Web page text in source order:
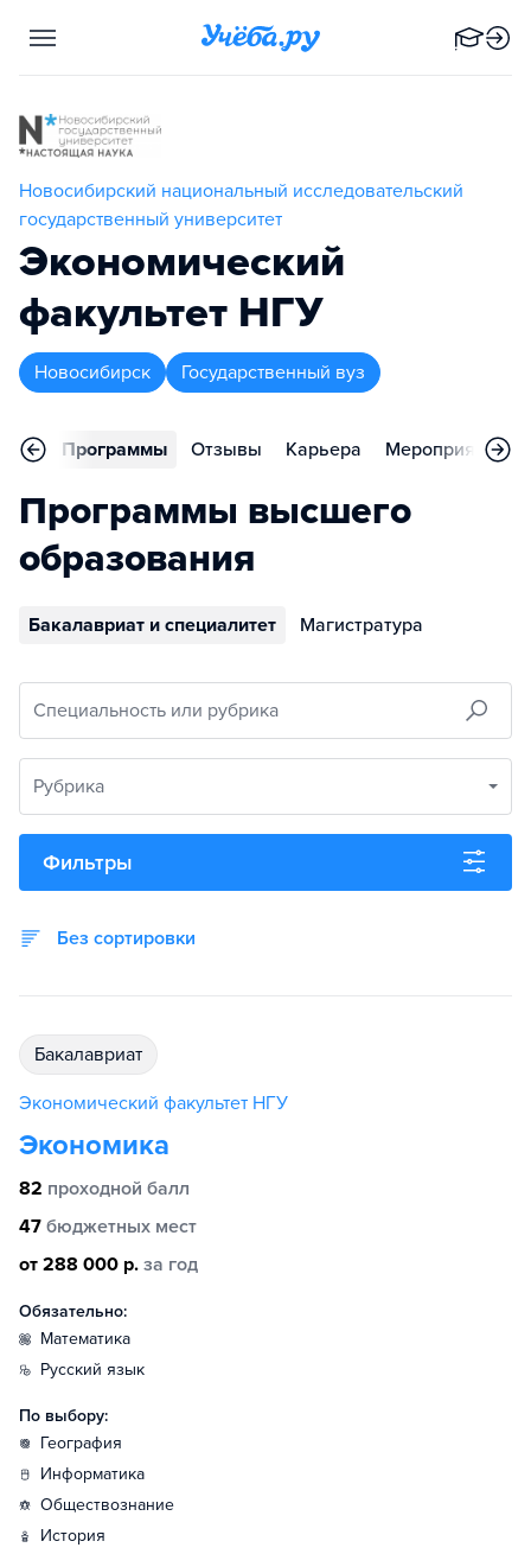
Новосибирский национальный исследовательский
государственный университет
Экономический
факультет НГУ
Новосибирск Государственный вуз
Программы Отзывы Карьера Мероприятия
Программы высшего
образования
Бакалавриат и специалитет Магистратура
Специальность или рубрика
Рубрика
Фильтры
Без сортировки
бакалавриат
Экономический факультет НГУ
Экономика
82 проходной балл
47 бюджетных мест
от 288 000 р. за год
Обязательно:
математика
русский язык
По выбору:
география
информатика
обществознание
история